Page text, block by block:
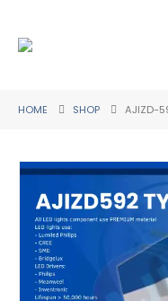
HOME SHOP AJIZD-